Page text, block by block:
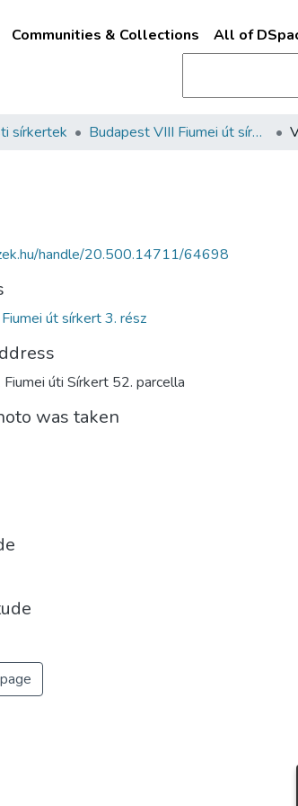
Communities & Collections All of
sírkertek Budapest VIII Fiumei út sírkert 3. rész
handle/20.500.14711/64698
út sírkert 3. rész
úti Sírkert 52. parcella
was taken